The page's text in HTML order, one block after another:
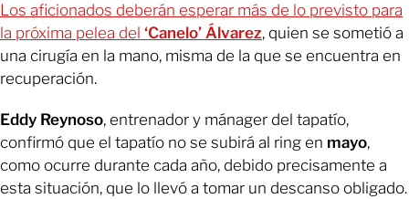
Los aficionados deberán esperar más de lo previsto para
la próxima pelea del ‘Canelo’ Álvarez, quien se sometió a
una cirugía en la mano, misma de la que se encuentra en
recuperación.
Eddy Reynoso, entrenador y mánager del tapatío,
confirmó que el tapatío no se subirá al ring en mayo,
como ocurre durante cada año, debido precisamente a
esta situación, que lo llevó a tomar un descanso obligado.